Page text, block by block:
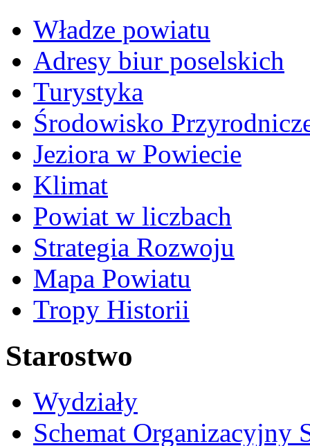
Władze powiatu
Adresy biur poselskich
Turystyka
Środowisko
Jeziora w Powiecie
Klimat
Powiat w liczbach
Strategia Rozwoju
Mapa Powiatu
Tropy Historii
Starostwo
Wydziały
Schemat Organizacyjny